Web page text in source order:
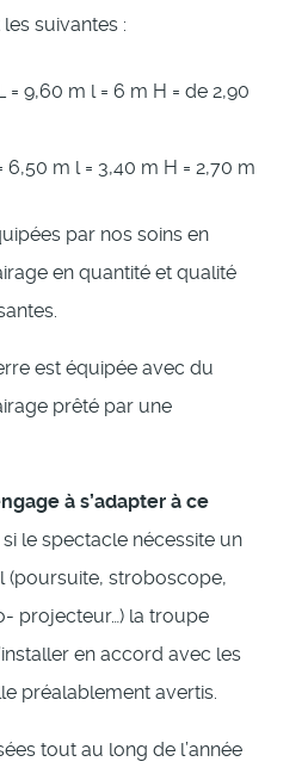
suivantes :
= 9,60 m l = 6 m H = de 2,90
6,50 m l = 3,40 m H = 2,70 m
par nos soins en
en quantité et qualité
est équipée avec du
prêté par une
à s’adapter à ce
si le spectacle nécessite un
(poursuite, stroboscope,
projecteur…) la troupe
en accord avec les
préalablement avertis.
tout au long de l’année